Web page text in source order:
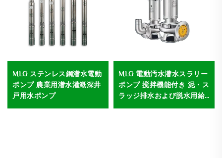
MLG ステンレス鋼潜水電動
ポンプ 農業用潜水灌漑深井
戸用水ポンプ
MLG 電動汚水潜水スラリー
ポンプ 搅拌機能付き 泥・ス
ラッジ排水および脱水用給
水ポンプ